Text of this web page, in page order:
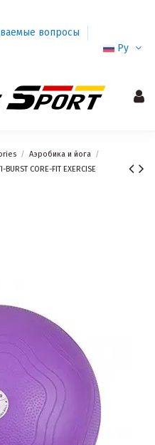
вопросы
Ру
Аэробика и йога
CORE-FIT EXERCISE